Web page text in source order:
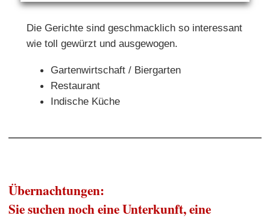
Die Gerichte sind geschmacklich so interessant
wie toll gewürzt und ausgewogen.
Gartenwirtschaft / Biergarten
Restaurant
Indische Küche
Übernachtungen:
Sie suchen noch eine Unterkunft, eine